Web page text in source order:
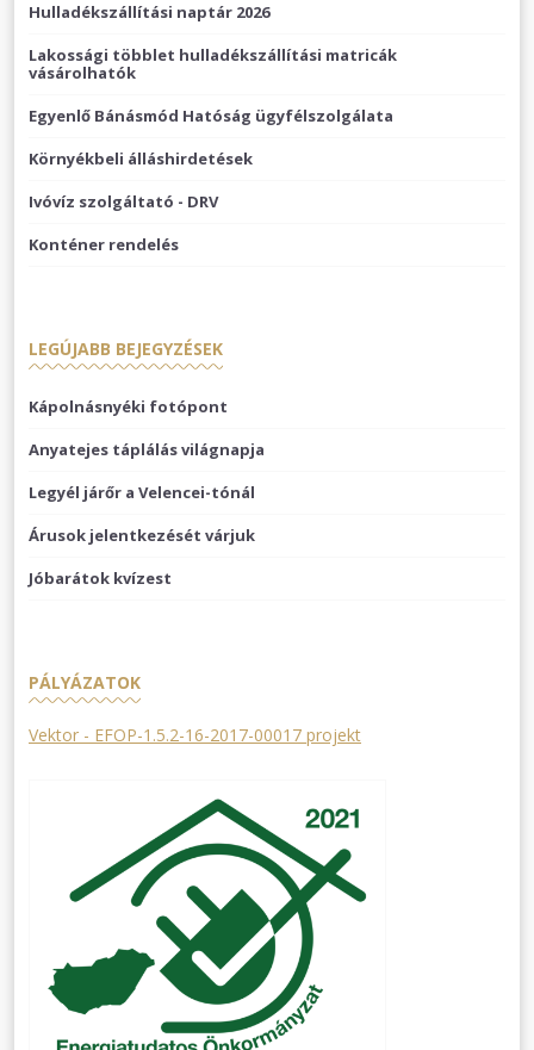
Hulladékszállítási naptár 2026
Lakossági többlet hulladékszállítási matricák
vásárolhatók
Egyenlő Bánásmód Hatóság ügyfélszolgálata
Környékbeli álláshirdetések
Ivóvíz szolgáltató - DRV
Konténer rendelés
LEGÚJABB BEJEGYZÉSEK
Kápolnásnyéki fotópont
Anyatejes táplálás világnapja
Legyél járőr a Velencei-tónál
Árusok jelentkezését várjuk
Jóbarátok kvízest
PÁLYÁZATOK
Vektor - EFOP-1.5.2-16-2017-00017 projekt